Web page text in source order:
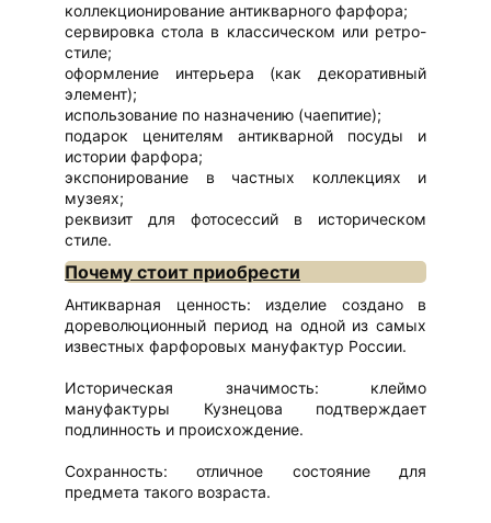
коллекционирование антикварного фарфора;
сервировка стола в классическом или ретро-
стиле;
оформление интерьера (как декоративный
элемент);
использование по назначению (чаепитие);
подарок ценителям антикварной посуды и
истории фарфора;
экспонирование в частных коллекциях и
музеях;
реквизит для фотосессий в историческом
стиле.
Почему стоит приобрести
Антикварная ценность: изделие создано в
дореволюционный период на одной из самых
известных фарфоровых мануфактур России.
Историческая значимость: клеймо
мануфактуры Кузнецова подтверждает
подлинность и происхождение.
Сохранность: отличное состояние для
предмета такого возраста.